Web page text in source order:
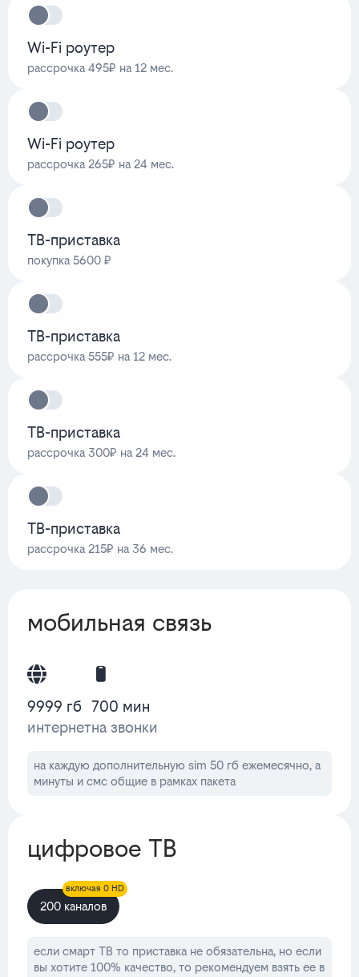
Wi-Fi роутер
рассрочка 495₽ на 12 мес.
Wi-Fi роутер
рассрочка 265₽ на 24 мес.
ТВ-приставка
покупка 5600 ₽
ТВ-приставка
рассрочка 555₽ на 12 мес.
ТВ-приставка
рассрочка 300₽ на 24 мес.
ТВ-приставка
рассрочка 215₽ на 36 мес.
мобильная связь
9999 гб
интернет
700 мин
на звонки
на каждую дополнительную sim 50 гб ежемесячно, а
минуты и смс общие в рамках пакета
цифровое ТВ
200 каналов
включая 0 HD
если смарт ТВ то приставка не обязательна, но если
вы хотите 100% качество, то рекомендуем взять ее в